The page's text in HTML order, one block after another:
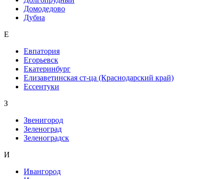
Домодедово
Дубна
Е
Евпатория
Егорьевск
Екатеринбург
Елизаветинская ст-ца (Краснодарский край)
Ессентуки
З
Звенигород
Зеленоград
Зеленоградск
И
Ивангород